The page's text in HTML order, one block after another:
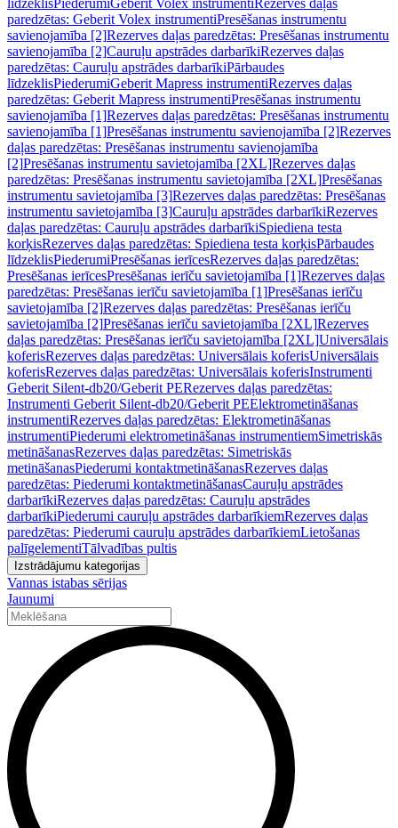
līdzeklisPiederumiGeberit Volex instrumentiRezerves daļas
paredzētas: Geberit Volex instrumentiPresēšanas instrumentu
savienojamība [2]Rezerves daļas paredzētas: Presēšanas instrumentu
savienojamība [2]Cauruļu apstrādes darbarīkiRezerves daļas
paredzētas: Cauruļu apstrādes darbarīkiPārbaudes
līdzeklisPiederumiGeberit Mapress instrumentiRezerves daļas
paredzētas: Geberit Mapress instrumentiPresēšanas instrumentu
savienojamība [1]Rezerves daļas paredzētas: Presēšanas instrumentu
savienojamība [1]Presēšanas instrumentu savienojamība [2]Rezerves
daļas paredzētas: Presēšanas instrumentu savienojamība
[2]Presēšanas instrumentu savietojamība [2XL]Rezerves daļas
paredzētas: Presēšanas instrumentu savietojamība [2XL]Presēšanas
instrumentu savietojamība [3]Rezerves daļas paredzētas: Presēšanas
instrumentu savietojamība [3]Cauruļu apstrādes darbarīkiRezerves
daļas paredzētas: Cauruļu apstrādes darbarīkiSpiediena testa
korķisRezerves daļas paredzētas: Spiediena testa korķisPārbaudes
līdzeklisPiederumiPresēšanas ierīcesRezerves daļas paredzētas:
Presēšanas ierīcesPresēšanas ierīču savietojamība [1]Rezerves daļas
paredzētas: Presēšanas ierīču savietojamība [1]Presēšanas ierīču
savietojamība [2]Rezerves daļas paredzētas: Presēšanas ierīču
savietojamība [2]Presēšanas ierīču savietojamība [2XL]Rezerves
daļas paredzētas: Presēšanas ierīču savietojamība [2XL]Universālais
koferisRezerves daļas paredzētas: Universālais koferisUniversālais
koferisRezerves daļas paredzētas: Universālais koferisInstrumenti
Geberit Silent-db20/Geberit PERezerves daļas paredzētas:
Instrumenti Geberit Silent-db20/Geberit PEElektrometināšanas
instrumentiRezerves daļas paredzētas: Elektrometināšanas
instrumentiPiederumi elektrometināšanas instrumentiemSimetriskās
metināšanasRezerves daļas paredzētas: Simetriskās
metināšanasPiederumi kontaktmetināšanasRezerves daļas
paredzētas: Piederumi kontaktmetināšanasCauruļu apstrādes
darbarīkiRezerves daļas paredzētas: Cauruļu apstrādes
darbarīkiPiederumi cauruļu apstrādes darbarīkiemRezerves daļas
paredzētas: Piederumi cauruļu apstrādes darbarīkiemLietošanas
palīgelementiTālvadības pultis
Izstrādājumu kategorijas
Vannas istabas sērijas
Jaunumi